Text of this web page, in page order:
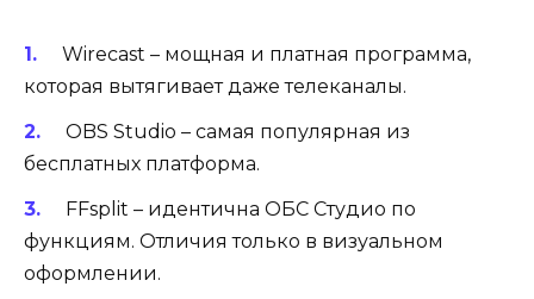
Wirecast – мощная и платная программа,
которая вытягивает даже телеканалы.
OBS Studio – самая популярная из
бесплатных платформа.
FFsplit – идентична ОБС Студио по
функциям. Отличия только в визуальном
оформлении.